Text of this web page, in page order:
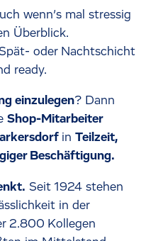
wenn’s mal stressig
Überblick.
oder Nachtschicht
ready.
einzulegen? Dann
Shop-Mitarbeiter
in Teilzeit,
Beschäftigung.
Seit 1924 stehen
in der
2.800 Kollegen